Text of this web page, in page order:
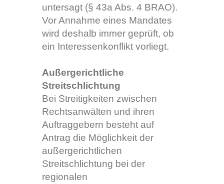
untersagt (§ 43a Abs. 4 BRAO).
Vor Annahme eines Mandates
wird deshalb immer geprüft, ob
ein Interessenkonflikt vorliegt.
Außergerichtliche
Streitschlichtung
Bei Streitigkeiten zwischen
Rechtsanwälten und ihren
Auftraggebern besteht auf
Antrag die Möglichkeit der
außergerichtlichen
Streitschlichtung bei der
regionalen